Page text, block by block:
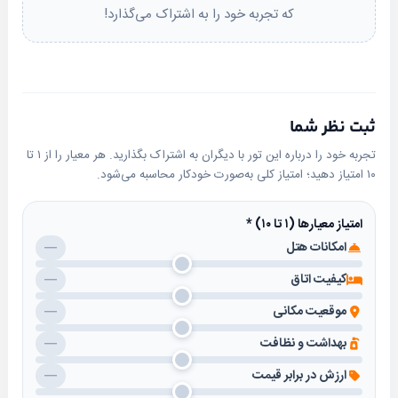
که تجربه خود را به اشتراک می‌گذارد!
ثبت نظر شما
تجربه خود را درباره این تور با دیگران به اشتراک بگذارید. هر معیار را از ۱ تا
۱۰ امتیاز دهید؛ امتیاز کلی به‌صورت خودکار محاسبه می‌شود.
امتیاز معیارها (۱ تا ۱۰)
*
امکانات هتل
—
کیفیت اتاق
—
موقعیت مکانی
—
بهداشت و نظافت
—
ارزش در برابر قیمت
—